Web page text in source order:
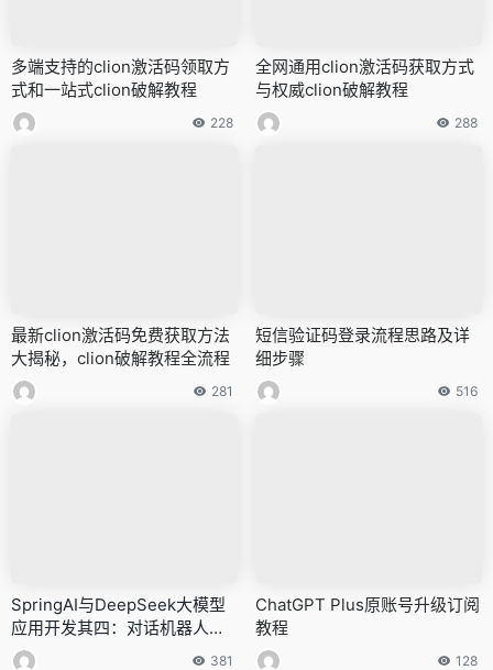
多端支持的clion激活码领取方
式和一站式clion破解教程
228
全网通用clion激活码获取方式
与权威clion破解教程
288
最新clion激活码免费获取方法
大揭秘，clion破解教程全流程
281
短信验证码登录流程思路及详
细步骤
516
SpringAI与DeepSeek大模型
应用开发其四：对话机器人初
涉
381
ChatGPT Plus原账号升级订阅
教程
128